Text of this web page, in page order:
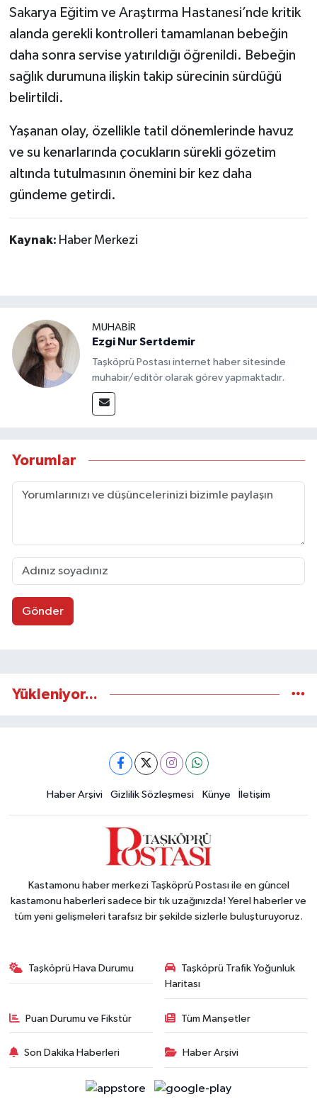
Sakarya Eğitim ve Araştırma Hastanesi’nde kritik
alanda gerekli kontrolleri tamamlanan bebeğin
daha sonra servise yatırıldığı öğrenildi. Bebeğin
sağlık durumuna ilişkin takip sürecinin sürdüğü
belirtildi.
Yaşanan olay, özellikle tatil dönemlerinde havuz
ve su kenarlarında çocukların sürekli gözetim
altında tutulmasının önemini bir kez daha
gündeme getirdi.
Kaynak: Haber Merkezi
MUHABİR
Ezgi Nur Sertdemir
Taşköprü Postası internet haber sitesinde
muhabir/editör olarak görev yapmaktadır.
Yorumlar
Gönder
Yükleniyor...
Haber Arşivi Gizlilik Sözleşmesi Künye İletişim
Kastamonu haber merkezi Taşköprü Postası ile en güncel
kastamonu haberleri sadece bir tık uzağınızda! Yerel haberler ve
tüm yeni gelişmeleri tarafsız bir şekilde sizlerle buluşturuyoruz.
Taşköprü Hava Durumu
Taşköprü Trafik Yoğunluk
Haritası
Puan Durumu ve Fikstür Tüm Manşetler
Son Dakika Haberleri Haber Arşivi